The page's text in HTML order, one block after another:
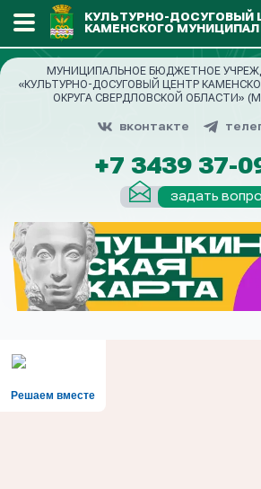
КУЛЬТУРНО-ДОСУГОВЫЙ
КАМЕНСКОГО
МУНИЦИПАЛЬНОЕ БЮДЖЕТНОЕ
«КУЛЬТУРНО-ДОСУГОВЫЙ ЦЕНТР
ОКРУГА СВЕРДЛОВСКОЙ ОБЛАСТИ»
вконтакте
+7 3439 37-
задать
Решаем вместе